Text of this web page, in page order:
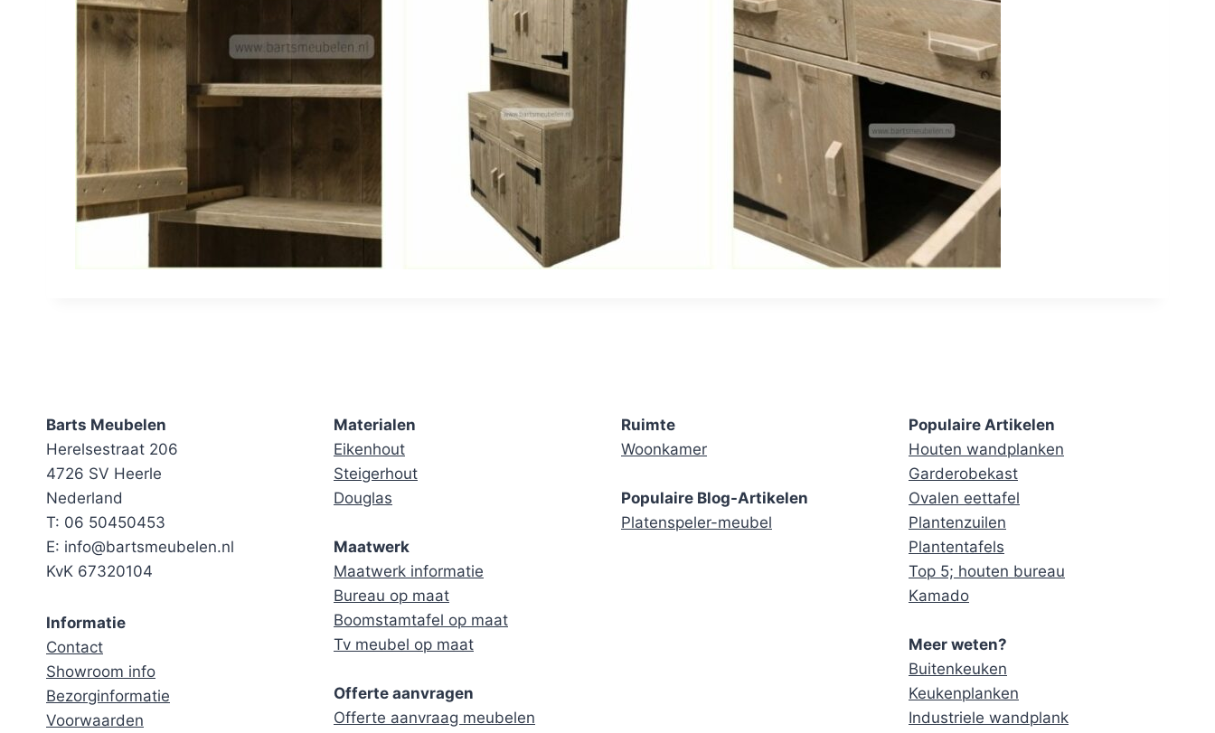
Barts Meubelen
Herelsestraat 206
4726 SV Heerle
Nederland
T: 06 50450453
E: info@bartsmeubelen.nl
KvK 67320104
Informatie
Contact
Showroom info
Bezorginformatie
Voorwaarden
Materialen
Eikenhout
Steigerhout
Douglas
Maatwerk
Maatwerk informatie
Bureau op maat
Boomstamtafel op maat
Tv meubel op maat
Offerte aanvragen
Offerte aanvraag meubelen
Ruimte
Woonkamer
Populaire Blog-Artikelen
Platenspeler-meubel
Populaire Artikelen
Houten wandplanken
Garderobekast
Ovalen eettafel
Plantenzuilen
Plantentafels
Top 5; houten bureau
Kamado
Meer weten?
Buitenkeuken
Keukenplanken
Industriele wandplank